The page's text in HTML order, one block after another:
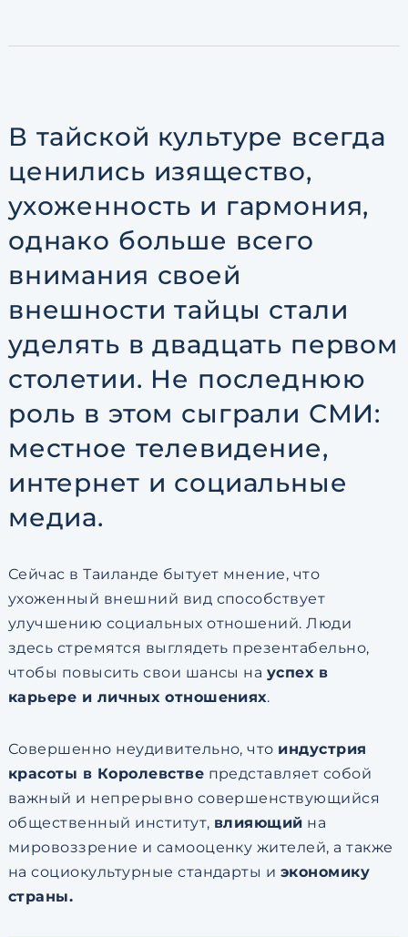
В тайской культуре всегда
ценились изящество,
ухоженность и гармония,
однако больше всего
внимания своей
внешности тайцы стали
уделять в двадцать первом
столетии. Не последнюю
роль в этом сыграли СМИ:
местное телевидение,
интернет и социальные
медиа.
Сейчас в Таиланде бытует мнение, что
ухоженный внешний вид способствует
улучшению социальных отношений. Люди
здесь стремятся выглядеть презентабельно,
чтобы повысить свои шансы на успех в
карьере и личных отношениях.
Совершенно неудивительно, что индустрия
красоты в Королевстве представляет собой
важный и непрерывно совершенствующийся
общественный институт, влияющий на
мировоззрение и самооценку жителей, а также
на социокультурные стандарты и экономику
страны.